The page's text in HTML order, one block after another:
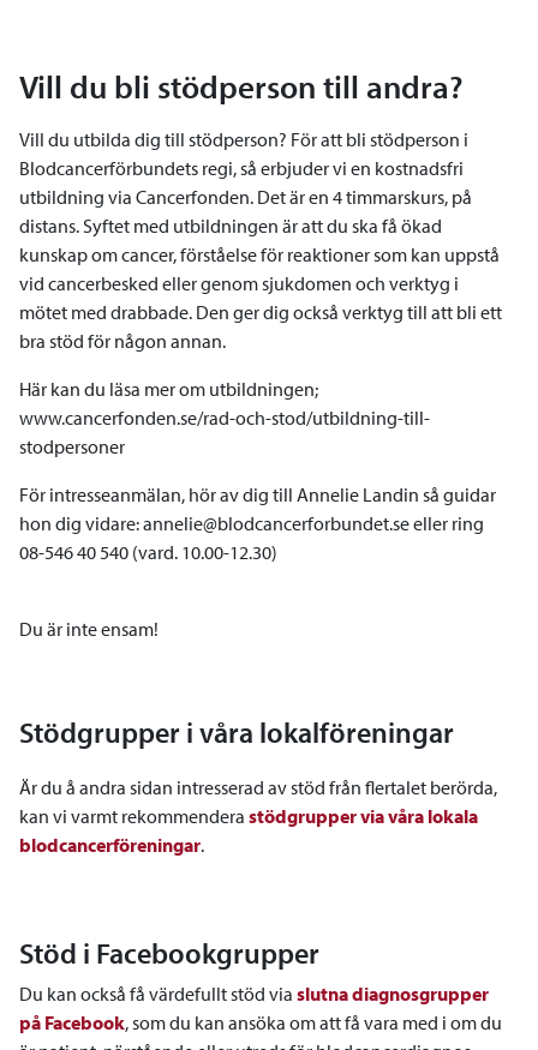
Vill du bli stödperson till andra?
Vill du utbilda dig till stödperson? För att bli stödperson i
Blodcancerförbundets regi, så erbjuder vi en kostnadsfri
utbildning via Cancerfonden. Det är en 4 timmarskurs, på
distans. Syftet med utbildningen är att du ska få ökad
kunskap om cancer, förståelse för reaktioner som kan uppstå
vid cancerbesked eller genom sjukdomen och verktyg i
mötet med drabbade. Den ger dig också verktyg till att bli ett
bra stöd för någon annan.
Här kan du läsa mer om utbildningen;
www.cancerfonden.se/rad-och-stod/utbildning-till-
stodpersoner
För intresseanmälan, hör av dig till Annelie Landin så guidar
hon dig vidare: annelie@blodcancerforbundet.se eller ring
08-546 40 540 (vard. 10.00-12.30)
Du är inte ensam!
Stödgrupper i våra lokalföreningar
Är du å andra sidan intresserad av stöd från flertalet berörda,
kan vi varmt rekommendera stödgrupper via våra lokala
blodcancerföreningar.
Stöd i Facebookgrupper
Du kan också få värdefullt stöd via slutna diagnosgrupper
på Facebook, som du kan ansöka om att få vara med i om du